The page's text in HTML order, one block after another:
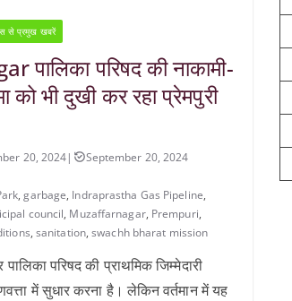
से प्रमुख खबरें
पालिका परिषद की नाकामी-
को भी दुखी कर रहा प्रेमपुरी
20, 2024|
September 20, 2024
,garbage, Indraprastha Gas Pipeline,
council, Muzaffarnagar, Prempuri,
, sanitation,swachh bharat mission
परिषद की प्राथमिक जिम्मेदारी
में सुधार करना है। लेकिन वर्तमान में यह